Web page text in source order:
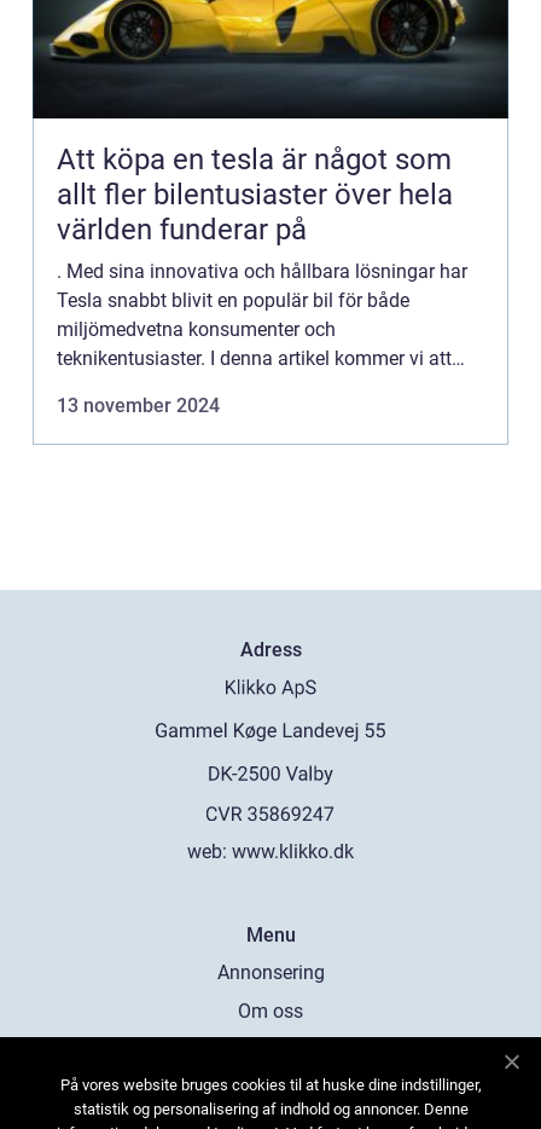
Att köpa en tesla är något som
allt fler bilentusiaster över hela
världen funderar på
. Med sina innovativa och hållbara lösningar har
Tesla snabbt blivit en populär bil för både
miljömedvetna konsumenter och
teknikentusiaster. I denna artikel kommer vi att
olika typerna av Tesla-modelle...
13 november 2024
Adress
web: www.klikko.dk
Menu
Annonsering
Om oss
Kontakta oss
På vores website bruges cookies til at huske dine indstillinger,
statistik og personalisering af indhold og annoncer. Denne